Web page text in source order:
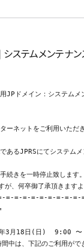
ステムメンテナ